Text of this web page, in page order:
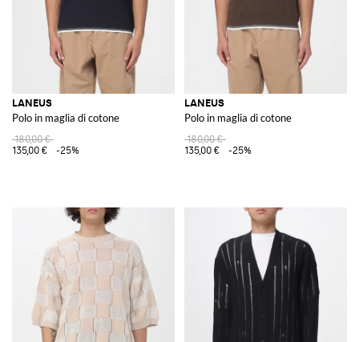
LANEUS
Polo in maglia di cotone
180,00 €
135,00 €
-25%
LANEUS
Polo in maglia di cotone
180,00 €
135,00 €
-25%